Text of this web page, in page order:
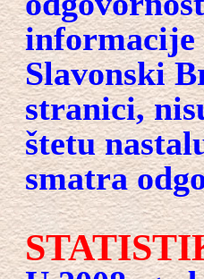
Slavonski
stranici,
štetu
smatra